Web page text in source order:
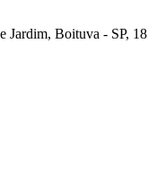
Jardim, Boituva - SP,